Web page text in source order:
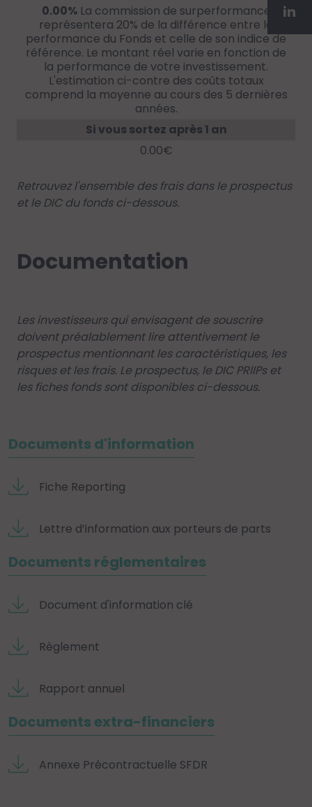
0.00%La commission de surperformance
représentera 20% de la différence entre la
performance du Fonds et celle de son indice de
référence. Le montant réel varie en fonction de
la performance de votre investissement.
L'estimation ci-contre des coûts totaux
comprend la moyenne au cours des 5 dernières
années.
Si vous sortez après 1 an
0.00€
Retrouvez l'ensemble des frais dans le prospectus
et le DIC du fonds ci-dessous.
Documentation
Les investisseurs qui envisagent de souscrire
doivent préalablement lire attentivement le
prospectus mentionnant les caractéristiques, les
risques et les frais. Le prospectus, le DIC PRIIPs et
les fiches fonds sont disponibles ci-dessous.
Documents d'information
Fiche Reporting
Lettre d’information aux porteurs de parts
Documents réglementaires
Document d'information clé
Règlement
Rapport annuel
Documents extra-financiers
Annexe Précontractuelle SFDR